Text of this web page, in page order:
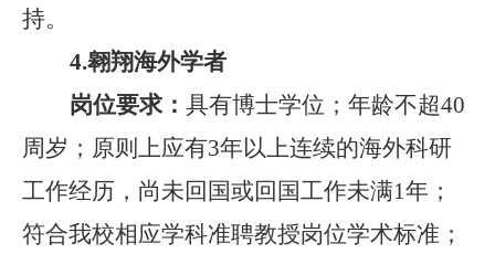
持。
4.翱翔海外学者
岗位要求： 具有博士学位；年龄不超40
周岁；原则上应有3年以上连续的海外科研
工作经历 ，尚未回国或回国工作未满1年；
符合我校相应学科准聘教授岗位学术标准；